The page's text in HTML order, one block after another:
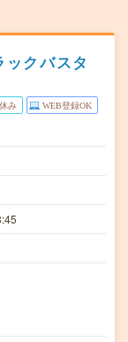
ックバスタ
み WEB登録OK